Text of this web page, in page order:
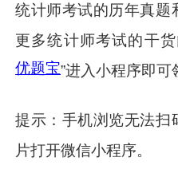
统计师考试的历年真题
更多统计师考试的干
优题宝”进入小程序即可
提示：手机浏览无法扫
片打开微信小程序。